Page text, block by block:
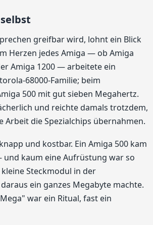
greifbar wird, lohnt ein Blick
Herzen jedes Amiga — ob Amiga
Amiga 1200 — arbeitete ein
68000-Familie; beim
500 mit gut sieben Megahertz.
und reichte damals trotzdem,
Arbeit die Spezialchips übernahmen.
und kostbar. Ein Amiga 500 kam
und kaum eine Aufrüstung war so
Steckmodul in der
ein ganzes Megabyte machte.
war ein Ritual, fast ein